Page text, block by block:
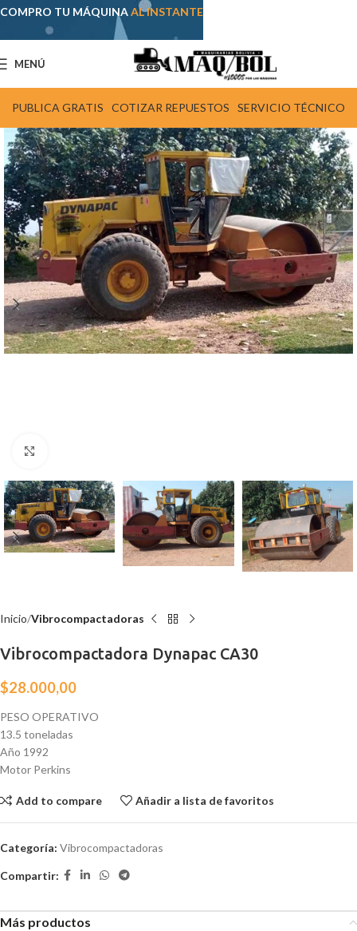
MENÚ
PUBLICA GRATIS COTIZAR REPUESTOS SERVICIO TÉCNICO
Inicio Vibrocompactadoras
Vibrocompactadora Dynapac CA30
$28.000,00
PESO OPERATIVO
13.5 toneladas
Año 1992
Motor Perkins
Add to compare Añadir a lista de favoritos
Categoría: Vibrocompactadoras
Compartir:
Más productos
COMPRO TU MÁQUINAAL INSTANTE